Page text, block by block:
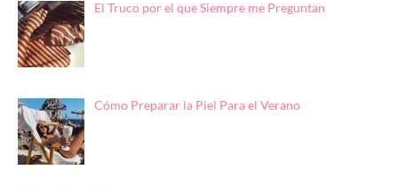
El Truco por el que Siempre me Preguntan
Cómo Preparar la Piel Para el Verano